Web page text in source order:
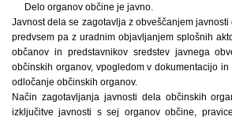
Delo organov občine je javno.
Javnost dela se zagotavlja z obveščanjem
predvsem pa z uradnim objavljanjem splošnih
občanov in predstavnikov sredstev javnega
občinskih organov, vpogledom v dokumentacijo
odločanje občinskih organov.
Način zagotavljanja javnosti dela občinskih
izključitve javnosti s sej organov občine,